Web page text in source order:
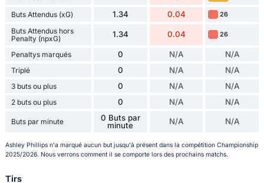
Buts Attendus (xG) 1.34 0.04 26
Buts Attendus hors
Penalty (npxG)
1.34 0.04 26
Penaltys marqués 0 N/A N/A
Triplé 0 N/A N/A
3 buts ou plus 0 N/A N/A
2 buts ou plus 0 N/A N/A
Buts par minute
0 Buts par
minute
N/A N/A
Ashley Phillips n'a marqué aucun but jusqu'à présent dans la compétition Championship
2025/2026. Nous verrons comment il se comporte lors des prochains matchs.
Tirs